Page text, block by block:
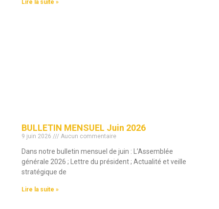
Lire la suite »
BULLETIN MENSUEL Juin 2026
9 juin 2026 Aucun commentaire
Dans notre bulletin mensuel de juin : L’Assemblée
générale 2026 ; Lettre du président ; Actualité et veille
stratégique de
Lire la suite »